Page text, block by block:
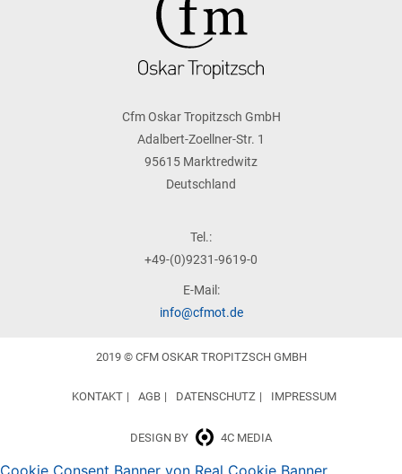
Cfm Oskar Tropitzsch GmbH
Adalbert-Zoellner-Str. 1
95615 Marktredwitz
Deutschland
Tel.:
+49-(0)9231-9619-0
E-Mail:
info@cfmot.de
2019 © CFM OSKAR TROPITZSCH GMBH
DESIGN BY 4C MEDIA
KONTAKT AGB DATENSCHUTZ IMPRESSUM